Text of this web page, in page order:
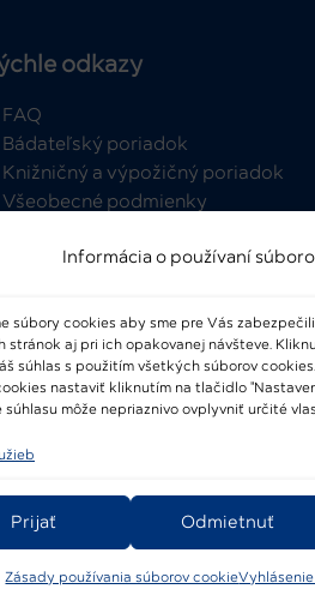
Informácia o používaní
súbory cookies aby sme pre Vás
stránok aj pri ich opakovanej návšteve.
súhlas s použitím všetkých súborov
nastaviť kliknutím na tlačidlo
súhlasu môže nepriaznivo ovplyvniť určité
Prijať Odmietnuť
Zásady používania súborov cookie
odkazy
FAQ
Bádateľský poriadok
Knižničný a výpožičný poriadok
Všeobecné podmienky
2021-2024 © Národné osvetové
centrum